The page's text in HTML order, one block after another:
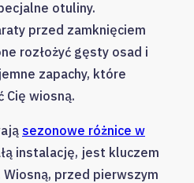
otuliny.
przed zamknięciem
rozłożyć gęsty osad i
zapachy, które
Cię wiosną.
sezonowe różnice w
instalację, jest kluczem
przed pierwszym